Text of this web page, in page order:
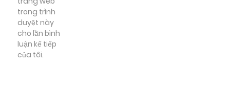
trong trình
duyệt này
cho lần bình
luận kế tiếp
của tôi.